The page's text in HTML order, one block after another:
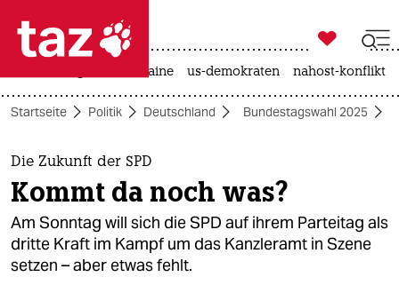
 taz zahl ich
taz zahl ich
themen
politik
öko

taz zahl ich
krieg in der ukraine us-demokraten nahost-konflikt
Startseite Politik Deutschland Bundestagswahl 2025
Die Zukunft der SPD
Kommt da noch was?
Am Sonntag will sich die SPD auf ihrem Parteitag als
dritte Kraft im Kampf um das Kanzleramt in Szene
setzen – aber etwas fehlt.